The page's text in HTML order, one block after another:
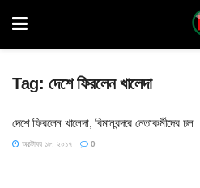
Tag: দেশে ফিরলেন খালেদা
দেশে ফিরলেন খালেদা, বিমানবন্দরে নেতাকর্মীদের ঢল
অক্টোবর ১৮, ২০১৭ 0